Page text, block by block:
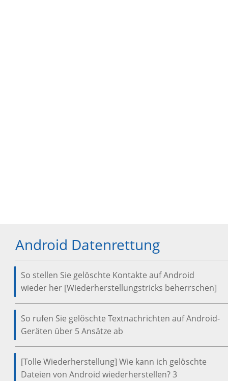
Android Datenrettung
So stellen Sie gelöschte Kontakte auf Android
wieder her [Wiederherstellungstricks beherrschen]
So rufen Sie gelöschte Textnachrichten auf Android-
Geräten über 5 Ansätze ab
[Tolle Wiederherstellung] Wie kann ich gelöschte
Dateien von Android wiederherstellen? 3